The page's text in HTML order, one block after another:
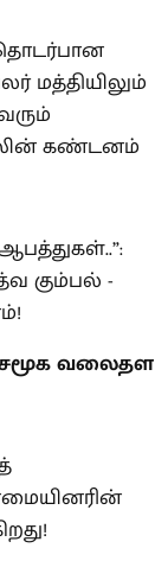
மத்தியிலும்
கண்டனம்
சமூக வலைதள